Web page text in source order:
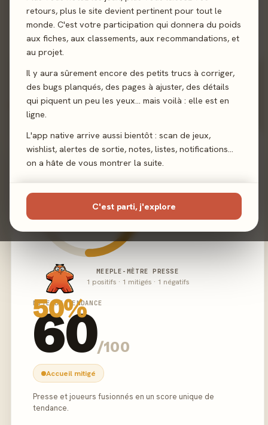
retours, plus le site devient pertinent pour tout le
monde. C'est votre participation qui donnera du poids
aux fiches, aux classements, aux recommandations, et
au projet.
Il y aura sûrement encore des petits trucs à corriger,
des bugs planqués, des pages à ajuster, des détails
qui piquent un peu les yeux… mais voilà : elle est en
ligne.
L'app native arrive aussi bientôt : scan de jeux,
wishlist, alertes de sortie, notes, listes, notifications…
on a hâte de vous montrer la suite.
C'est parti, j'explore
Illustration
02 - LE VERDICT
50%
MEEPLE-MÈTRE PRESSE
1 positifs · 1 mitigés · 1 négatifs
NOTE DE TENDANCE
60/100
Accueil mitigé
Presse et joueurs fusionnés en un score unique de
tendance.